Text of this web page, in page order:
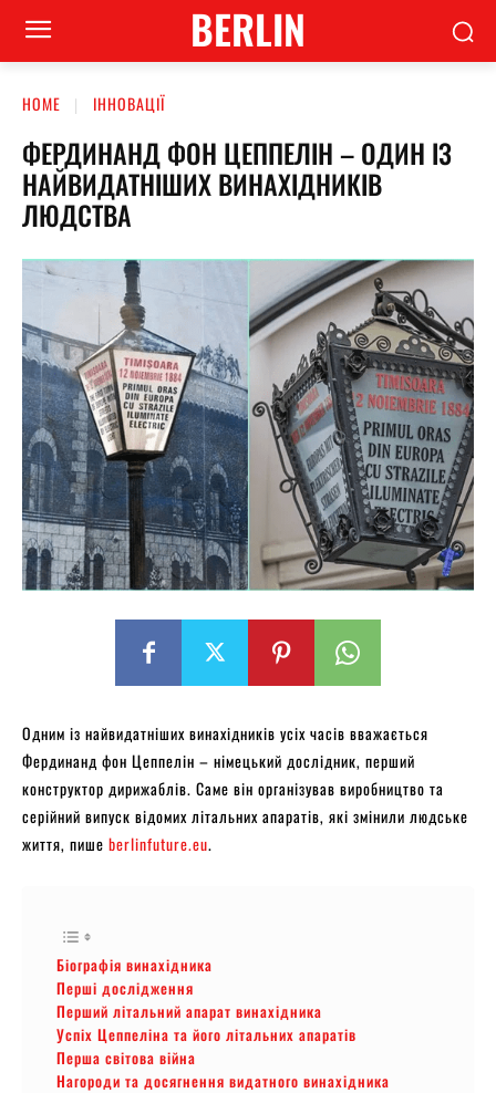
BERLIN
HOME ІННОВАЦІЇ
ФЕРДИНАНД ФОН ЦЕППЕЛІН – ОДИН ІЗ
НАЙВИДАТНІШИХ ВИНАХІДНИКІВ
ЛЮДСТВА
Одним із найвидатніших винахідників усіх часів вважається
Фердинанд фон Цеппелін – німецький дослідник, перший
конструктор дирижаблів. Саме він організував виробництво та
серійний випуск відомих літальних апаратів, які змінили людське
життя, пише berlinfuture.eu.
Біографія винахідника
Перші дослідження
Перший літальний апарат винахідника
Успіх Цеппеліна та його літальних апаратів
Перша світова війна
Нагороди та досягнення видатного винахідника